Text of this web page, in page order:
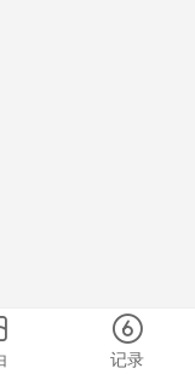
记录